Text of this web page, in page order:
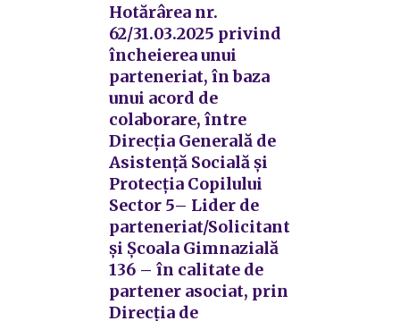
Hotărârea nr.
62/31.03.2025 privind
încheierea unui
parteneriat, în baza
unui acord de
colaborare, între
Direcția Generală de
Asistență Socială și
Protecția Copilului
Sector 5– Lider de
parteneriat/Solicitant
și Școala Gimnazială
136 – în calitate de
partener asociat, prin
Direcția de